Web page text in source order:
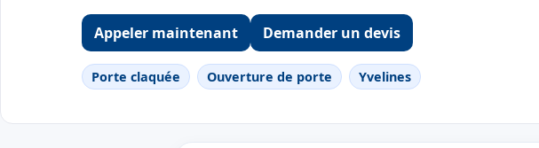
Appeler maintenant Demander un devis
Porte claquée Ouverture de porte Yvelines